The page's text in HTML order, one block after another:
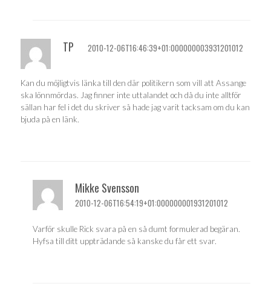
TP 2010-12-06T16:46:39+01:000000003931201012
Kan du möjligtvis länka till den där politikern som vill att Assange
ska lönnmördas. Jag finner inte uttalandet och då du inte alltför
sällan har fel i det du skriver så hade jag varit tacksam om du kan
bjuda på en länk.
Mikke Svensson
2010-12-06T16:54:19+01:000000001931201012
Varför skulle Rick svara på en så dumt formulerad begäran.
Hyfsa till ditt uppträdande så kanske du får ett svar.